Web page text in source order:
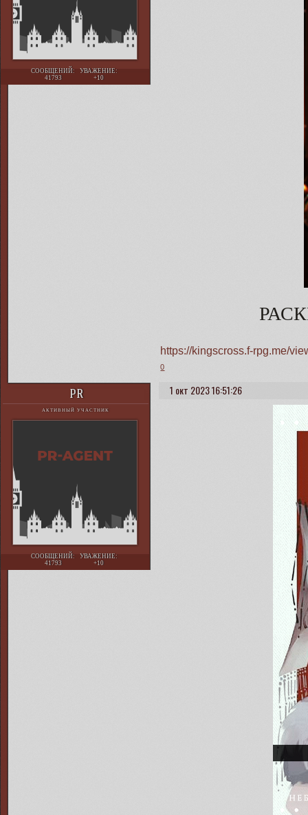
СООБЩЕНИЙ:
41793
УВАЖЕНИЕ:
+10
https://kingscross.f-rpg.me/
0
1 окт 2023 16:51:26
PR
АКТИВНЫЙ УЧАСТНИК
СООБЩЕНИЙ:
41793
УВАЖЕНИЕ:
+10